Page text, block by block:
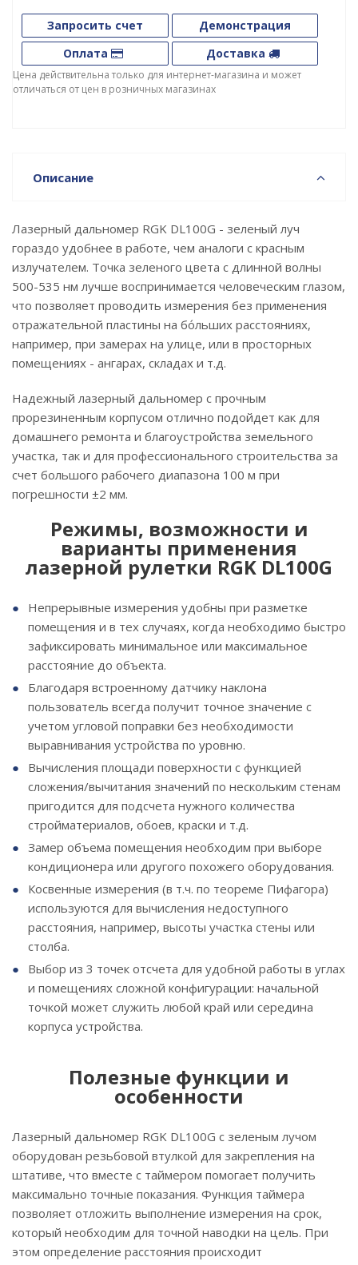
Запросить счет
Демонстрация
Оплата
Доставка
Цена действительна только для интернет-магазина и может
отличаться от цен в розничных магазинах
Описание
Лазерный дальномер RGK DL100G - зеленый луч
гораздо удобнее в работе, чем аналоги с красным
излучателем. Точка зеленого цвета с длинной волны
500-535 нм лучше воспринимается человеческим глазом,
что позволяет проводить измерения без применения
отражательной пластины на бо́льших расстояниях,
например, при замерах на улице, или в просторных
помещениях - ангарах, складах и т.д.
Надежный лазерный дальномер с прочным
прорезиненным корпусом отлично подойдет как для
домашнего ремонта и благоустройства земельного
участка, так и для профессионального строительства за
счет большого рабочего диапазона 100 м при
погрешности ±2 мм.
Режимы, возможности и
варианты применения
лазерной рулетки RGK DL100G
Непрерывные измерения удобны при разметке
помещения и в тех случаях, когда необходимо быстро
зафиксировать минимальное или максимальное
расстояние до объекта.
Благодаря встроенному датчику наклона
пользователь всегда получит точное значение с
учетом угловой поправки без необходимости
выравнивания устройства по уровню.
Вычисления площади поверхности с функцией
сложения/вычитания значений по нескольким стенам
пригодится для подсчета нужного количества
стройматериалов, обоев, краски и т.д.
Замер объема помещения необходим при выборе
кондиционера или другого похожего оборудования.
Косвенные измерения (в т.ч. по теореме Пифагора)
используются для вычисления недоступного
расстояния, например, высоты участка стены или
столба.
Выбор из 3 точек отсчета для удобной работы в углах
и помещениях сложной конфигурации: начальной
точкой может служить любой край или середина
корпуса устройства.
Полезные функции и
особенности
Лазерный дальномер RGK DL100G с зеленым лучом
оборудован резьбовой втулкой для закрепления на
штативе, что вместе с таймером помогает получить
максимально точные показания. Функция таймера
позволяет отложить выполнение измерения на срок,
который необходим для точной наводки на цель. При
этом определение расстояния происходит